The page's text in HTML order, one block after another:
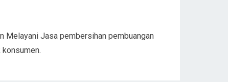
Melayani Jasa pembersihan pembuangan